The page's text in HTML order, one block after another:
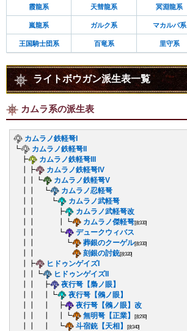
霞龍系 天彗龍系 冥淵龍系
嵐龍系 ガルク系 マカルパ系
王国騎士団系 百竜系 里守系
ライトボウガン派生表一覧
カムラ系の派生表
カムラノ鉄軽弩I
┗
カムラノ鉄軽弩II
┣
カムラノ鉄軽弩III
┃┣
カムラノ鉄軽弩IV
┃┃┗
カムラノ鉄軽弩V
┃┃ ┗
カムラノ忍軽弩
┃┃ ┗
カムラノ武軽弩
┃┃ ┣
カムラノ武軽弩改
┃┃ ┃┗
カムラノ傑軽弩[攻330]
┃┃ ┗
デュークウィバス
┃┃ ┗
葬銀のクーゲル[攻330]
刻銀の討銃[攻320]
┃┣
ヒドゥンゲイズI
┃┃┗
ヒドゥンゲイズII
┃┃ ┣
夜行弩【梟ノ眼】
┃┃ ┃┗
夜行弩【鵂ノ眼】
┃┃ ┃ ┣
夜行弩【鵂ノ眼】改
┃┃ ┃ ┃┗
無明弩【正業】 [攻290]
┃┃ ┃ ┗ 斗宿銃【天相】 [攻340]